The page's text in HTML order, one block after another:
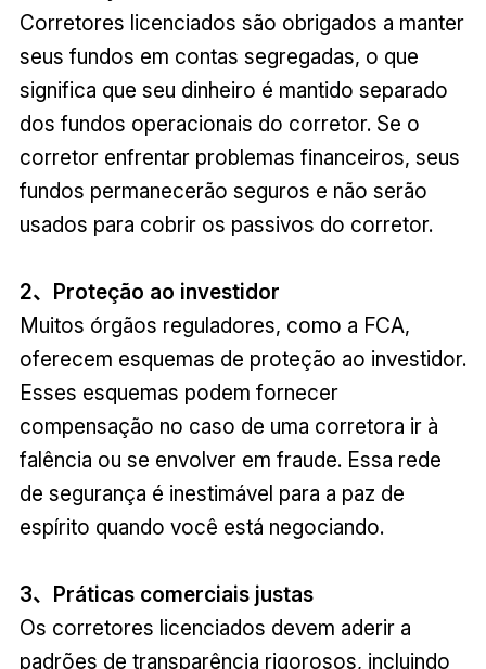
Corretores licenciados são obrigados a manter
seus fundos em contas segregadas, o que
significa que seu dinheiro é mantido separado
dos fundos operacionais do corretor. Se o
corretor enfrentar problemas financeiros, seus
fundos permanecerão seguros e não serão
usados para cobrir os passivos do corretor.
2、Proteção ao investidor
Muitos órgãos reguladores, como a FCA,
oferecem esquemas de proteção ao investidor.
Esses esquemas podem fornecer
compensação no caso de uma corretora ir à
falência ou se envolver em fraude. Essa rede
de segurança é inestimável para a paz de
espírito quando você está negociando.
3、Práticas comerciais justas
Os corretores licenciados devem aderir a
padrões de transparência rigorosos, incluindo